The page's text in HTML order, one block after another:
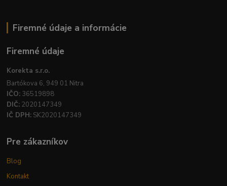
Firemné údaje a informácie
Firemné údaje
Korekta s.r.o.
Bartókova 6, 949 01 Nitra
IČO: 36519898
DIČ: 2020147349
IČ DPH: SK2020147349
Pre zákazníkov
Blog
Kontakt